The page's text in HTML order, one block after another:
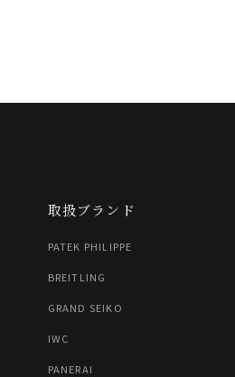
取扱ブランド
PATEK PHILIPPE
BREITLING
GRAND SEIKO
IWC
PANERAI